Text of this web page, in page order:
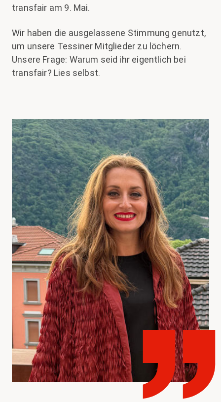
transfair am 9. Mai.
Wir haben die ausgelassene Stimmung genutzt,
um unsere Tessiner Mitglieder zu löchern.
Unsere Frage: Warum seid ihr eigentlich bei
transfair? Lies selbst.